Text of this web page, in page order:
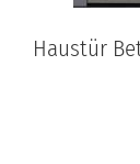
Haustür